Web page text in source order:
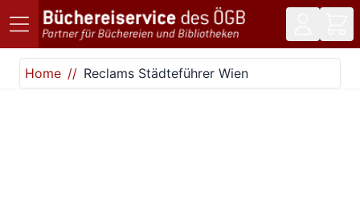
Direkt zum Inhalt
Home
Reclams Städteführer Wien